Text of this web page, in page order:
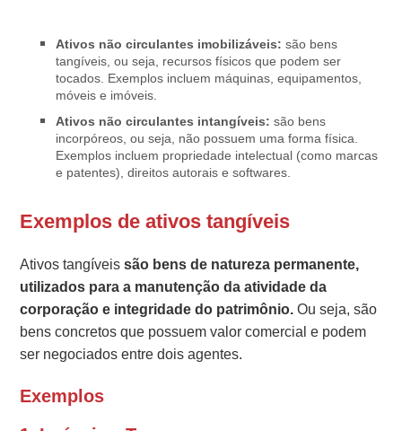
Ativos não circulantes imobilizáveis: são bens
tangíveis, ou seja, recursos físicos que podem ser
tocados. Exemplos incluem máquinas, equipamentos,
móveis e imóveis.
Ativos não circulantes intangíveis: são bens
incorpóreos, ou seja, não possuem uma forma física.
Exemplos incluem propriedade intelectual (como marcas
e patentes), direitos autorais e softwares.
Exemplos de ativos tangíveis
Ativos tangíveissão bens de natureza permanente,
utilizados para a manutenção da atividade da
corporação e integridade do patrimônio.Ou seja, são
bens concretos que possuem valor comercial e podem
ser negociados entre dois agentes.
Exemplos